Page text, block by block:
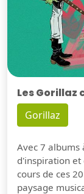
Les
Gorillaz
Avec 7 albums
d'inspiration
cours de ces
paysage